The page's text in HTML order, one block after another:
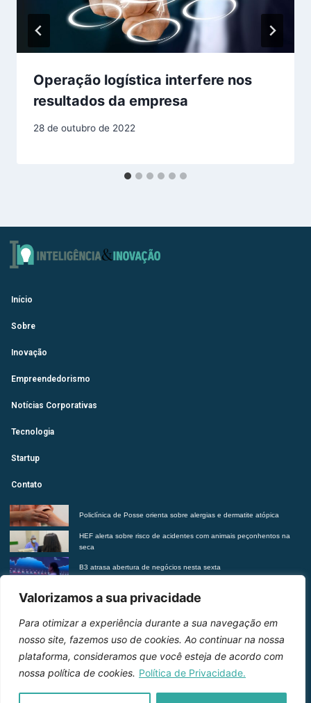
Valorizamos a sua privacidade
Para otimizar a experiência durante a sua navegação em
nosso site, fazemos uso de cookies. Ao continuar na nossa
plataforma, consideramos que você esteja de acordo com
nossa política de cookies. Política de Privacidade.
Operação logística interfere nos
resultados da empresa
28 de outubro de 2022
Início
Sobre
Inovação
Empreendedorismo
Notícias Corporativas
Tecnologia
Startup
Contato
Policlínica de Posse orienta sobre alergias e dermatite atópica
HEF alerta sobre risco de acidentes com animais peçonhentos na
seca
B3 atrasa abertura de negócios nesta sexta
2027
Entre em contato